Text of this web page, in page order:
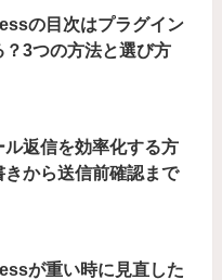
の目次はプラグイン
？3つの方法と選び方
ル返信を効率化する方
きから送信前確認まで
が重い時に見直した